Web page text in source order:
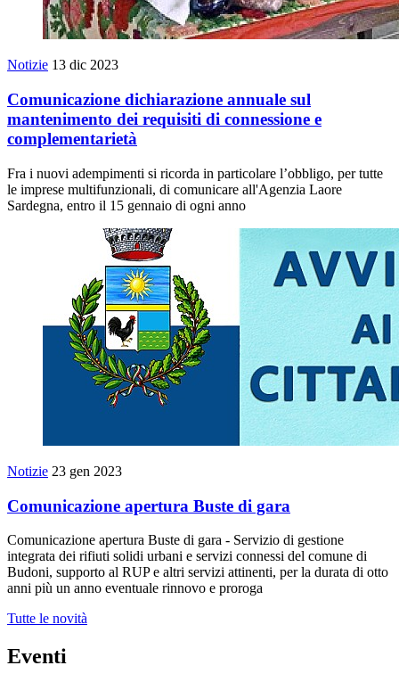
Notizie 13 dic 2023
Comunicazione dichiarazione annuale sul
mantenimento dei requisiti di connessione e
complementarietà
Fra i nuovi adempimenti si ricorda in particolare l’obbligo, per tutte
le imprese multifunzionali, di comunicare all'Agenzia Laore
Sardegna, entro il 15 gennaio di ogni anno
Notizie 23 gen 2023
Comunicazione apertura Buste di gara
Comunicazione apertura Buste di gara - Servizio di gestione
integrata dei rifiuti solidi urbani e servizi connessi del comune di
Budoni, supporto al RUP e altri servizi attinenti, per la durata di otto
anni più un anno eventuale rinnovo e proroga
Tutte le novità
Eventi